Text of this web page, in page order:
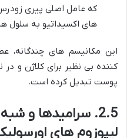
که عامل اصلی پیری
های اکسیداتیو به سلول
این مکانیسم های چندگانه،
کننده بی نظیر برای کلاژن و
پوست تبدیل کرده است.
لیپوزوم های